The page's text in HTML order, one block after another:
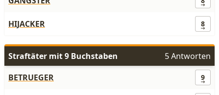
HIJACKER 8
Straftäter mit 9 Buchstaben
5 Antworten
BETRUEGER
9